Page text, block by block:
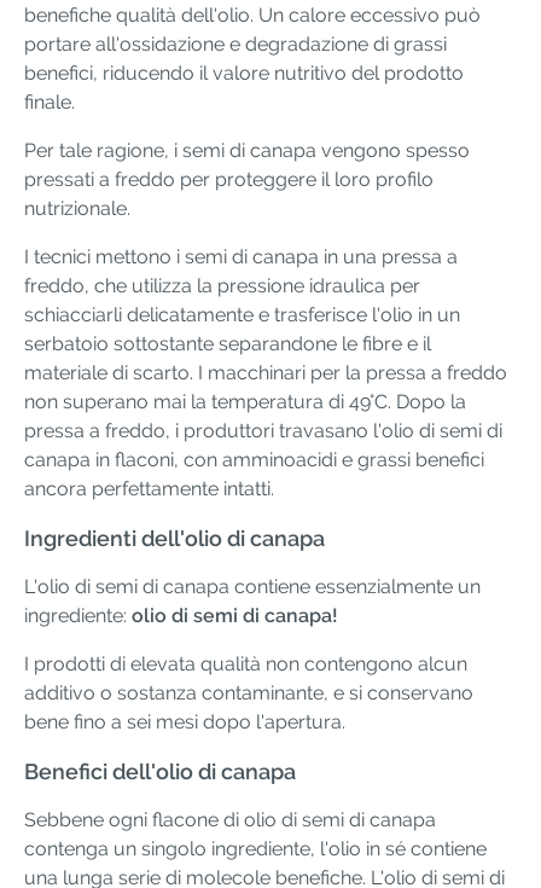
benefiche qualità dell'olio. Un calore eccessivo può
portare all'ossidazione e degradazione di grassi
benefici, riducendo il valore nutritivo del prodotto
finale.
Per tale ragione, i semi di canapa vengono spesso
pressati a freddo per proteggere il loro profilo
nutrizionale.
I tecnici mettono i semi di canapa in una pressa a
freddo, che utilizza la pressione idraulica per
schiacciarli delicatamente e trasferisce l'olio in un
serbatoio sottostante separandone le fibre e il
materiale di scarto. I macchinari per la pressa a freddo
non superano mai la temperatura di 49°C. Dopo la
pressa a freddo, i produttori travasano l'olio di semi di
canapa in flaconi, con amminoacidi e grassi benefici
ancora perfettamente intatti.
Ingredienti dell'olio di canapa
L'olio di semi di canapa contiene essenzialmente un
ingrediente: olio di semi di canapa!
I prodotti di elevata qualità non contengono alcun
additivo o sostanza contaminante, e si conservano
bene fino a sei mesi dopo l'apertura.
Benefici dell'olio di canapa
Sebbene ogni flacone di olio di semi di canapa
contenga un singolo ingrediente, l'olio in sé contiene
una lunga serie di molecole benefiche. L'olio di semi di